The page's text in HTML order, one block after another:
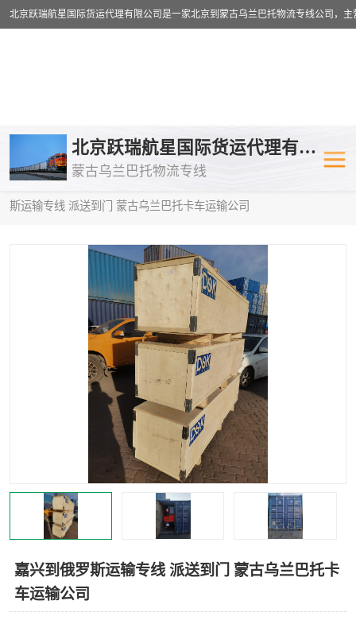
北京跃瑞航星国际货运代理有限公司
蒙古乌兰巴托物流专线
斯运输专线 派送到门 蒙古乌兰巴托卡车运输公司
嘉兴到俄罗斯运输专线 派送到门 蒙古乌兰巴托卡
车运输公司
乌兰巴托物流专线 乌兰巴托铁
乌兰巴托公路运输
中欧班列
蒙古乌兰巴托双清包税
蒙古乌兰巴托空运专线
蒙古乌兰巴托汽运专线
中亚铁路运输